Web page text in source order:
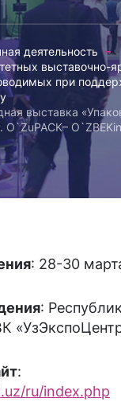
деятельность
выставочно-
при
выставка
O`ZuPACK–
: 28-30
:
:
ru/index.php